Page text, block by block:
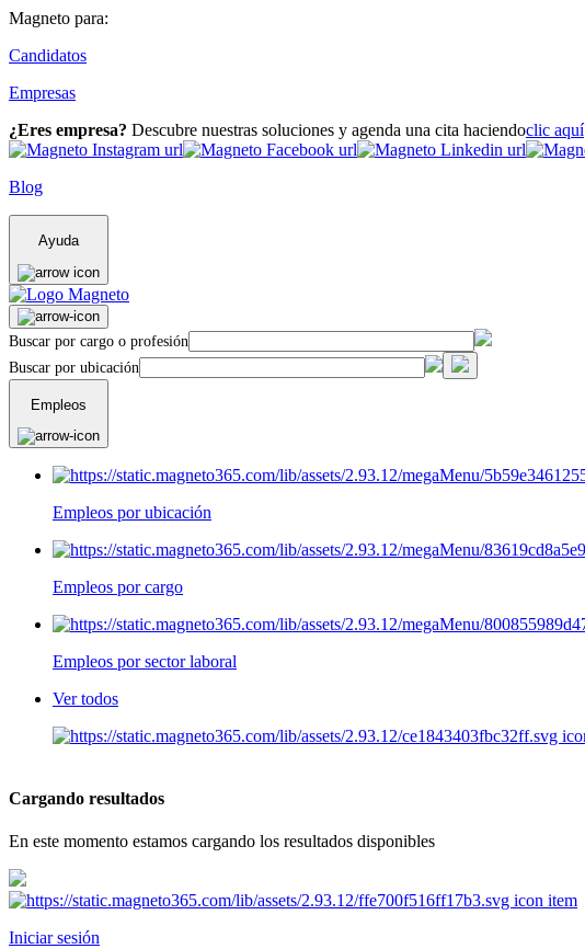
Magneto para:
Candidatos
Empresas
¿Eres empresa? Descubre nuestras soluciones y agenda una cita haciendoclic aquí
Blog
Ayuda
Buscar por cargo o profesión
Buscar por ubicación
Empleos
Empleos por ubicación
Empleos por cargo
Empleos por sector laboral
Ver todos
Cargando resultados
En este momento estamos cargando los resultados disponibles
Iniciar sesión